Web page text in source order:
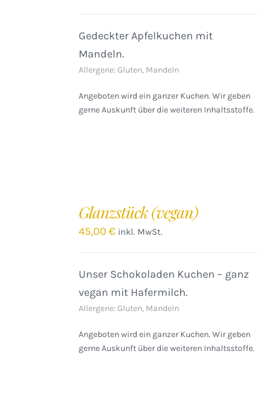
Gedeckter Apfelkuchen mit
Mandeln.
Allergene: Gluten, Mandeln
Angeboten wird ein ganzer Kuchen. Wir geben
gerne Auskunft über die weiteren Inhaltsstoffe.
Glanzstück (vegan)
45,00€ inkl. MwSt.
Unser Schokoladen Kuchen – ganz
vegan mit Hafermilch.
Allergene: Gluten, Mandeln
Angeboten wird ein ganzer Kuchen. Wir geben
gerne Auskunft über die weiteren Inhaltsstoffe.